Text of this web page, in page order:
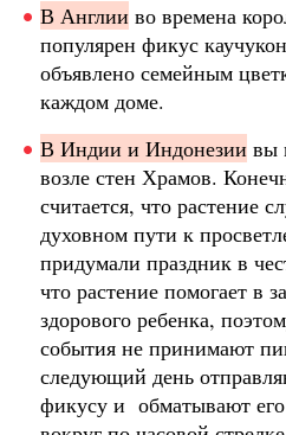
В Англии во времена
популярен фикус
объявлено семейным
каждом доме.
В Индии и Индонезии вы
возле стен Храмов.
считается, что растение
духовном пути к
придумали праздник в
что растение помогает в
здорового ребенка,
события не принимают
следующий день
фикусу и обматывают